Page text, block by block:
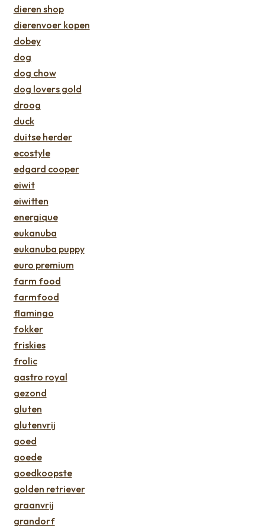
dieren shop
dierenvoer kopen
dobey
dog
dog chow
dog lovers gold
droog
duck
duitse herder
ecostyle
edgard cooper
eiwit
eiwitten
energique
eukanuba
eukanuba puppy
euro premium
farm food
farmfood
flamingo
fokker
friskies
frolic
gastro royal
gezond
gluten
glutenvrij
goed
goede
goedkoopste
golden retriever
graanvrij
grandorf